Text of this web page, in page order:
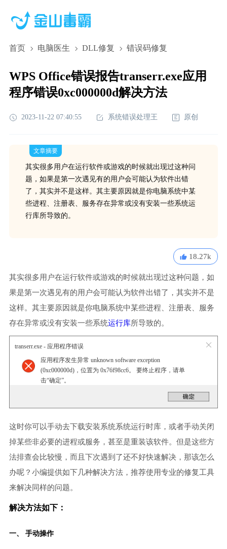
首页 电脑医生 DLL修复 错误码修复
WPS Office错误报告transerr.exe应用
程序错误0xc000000d解决方法
2023-11-22 07:40:55 系统错误处理王 原创
文章摘要
其实很多用户在运行软件或游戏的时候就出现过这种问
题，如果是第一次遇见有的用户会可能认为软件出错
了，其实并不是这样。其主要原因就是你电脑系统中某
些进程、注册表、服务存在异常或没有安装一些系统运
行库所导致的。
18.27k
其实很多用户在运行软件或游戏的时候就出现过这种问题，如
果是第一次遇见有的用户会可能认为软件出错了，其实并不是
这样。其主要原因就是你电脑系统中某些进程、注册表、服务
存在异常或没有安装一些系统运行库所导致的。
transerr.exe - 应用程序错误
应用程序发生异常 unknown software exception
(0xc000000d)，位置为 0x76f98cc6。 要终止程序，请单
击“确定”。
这时你可以手动去下载安装系统系统运行时库，或者手动关闭
掉某些非必要的进程或服务，甚至是重装该软件。但是这些方
法排查会比较慢，而且下次遇到了还不好快速解决，那该怎么
办呢？小编提供如下几种解决方法，推荐使用专业的修复工具
来解决同样的问题。
解决方法如下：
一、 手动操作